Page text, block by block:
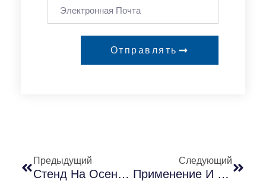
Отправлять
Предыдущий
Стенд На Осенней Выставке Освещения В Гонконге 2024 Года Выделяется Среди Других Shanghai Long-Join
Следующий
Применение И Конструктивные Особенности Фотоэлементов При Регулировании Яркости Светодиодов